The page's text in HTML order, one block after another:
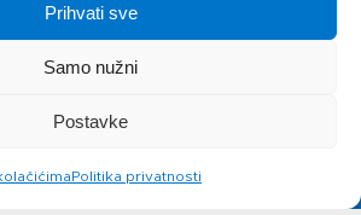
Prihvati sve
Samo nužni
Postavke
Politika privatnosti